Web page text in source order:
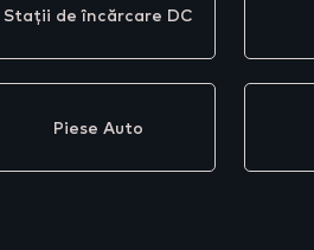
Stații de încărcare DC
Piese Auto